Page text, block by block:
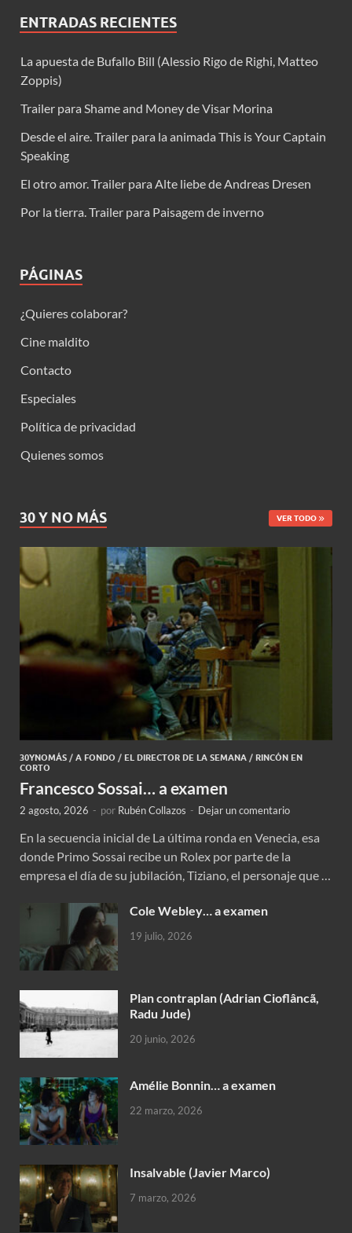
ENTRADAS RECIENTES
La apuesta de Bufallo Bill (Alessio Rigo de Righi, Matteo
Zoppis)
Trailer para Shame and Money de Visar Morina
Desde el aire. Trailer para la animada This is Your Captain
Speaking
El otro amor. Trailer para Alte liebe de Andreas Dresen
Por la tierra. Trailer para Paisagem de inverno
PÁGINAS
¿Quieres colaborar?
Cine maldito
Contacto
Especiales
Política de privacidad
Quienes somos
30 Y NO MÁS VER TODO
30YNOMÁS / A FONDO / EL DIRECTOR DE LA SEMANA / RINCÓN EN
CORTO
Francesco Sossai… a examen
2 agosto, 2026 - por Rubén Collazos - Dejar un comentario
En la secuencia inicial de La última ronda en Venecia, esa
donde Primo Sossai recibe un Rolex por parte de la
empresa el día de su jubilación, Tiziano, el personaje que …
Cole Webley… a examen
19 julio, 2026
Plan contraplan (Adrian Cioflâncã,
Radu Jude)
20 junio, 2026
Amélie Bonnin… a examen
22 marzo, 2026
Insalvable (Javier Marco)
7 marzo, 2026